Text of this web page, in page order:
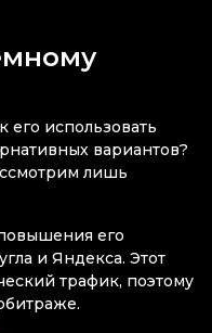
его использовать
вариантов?
лишь
его
и Яндекса. Этот
трафик, поэтому